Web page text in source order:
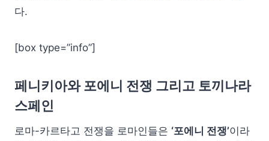
다.
[box type=”info”]
페니키아와 포에니 전쟁 그리고 토끼나라
스페인
로마-카르타고 전쟁을 로마인들은 ‘포에니 전쟁’이라